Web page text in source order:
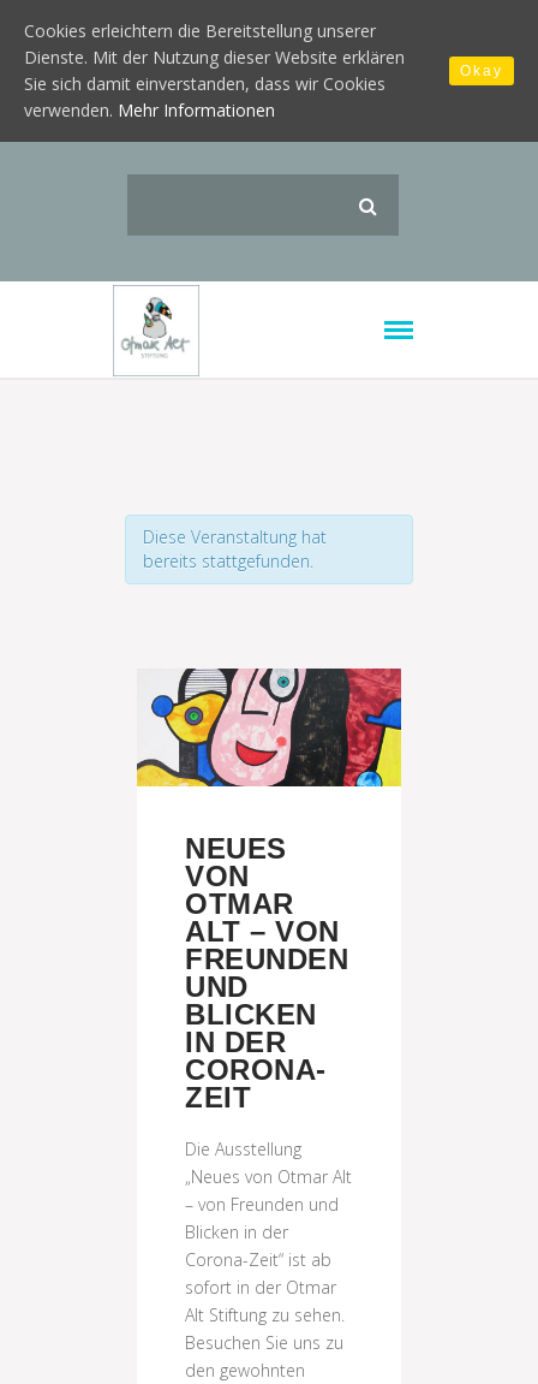
Diese Veranstaltung hat
bereits stattgefunden.
NEUES
VON
OTMAR
ALT – VON
FREUNDEN
UND
BLICKEN
IN DER
CORONA-
ZEIT
Die Ausstellung
„Neues von Otmar Alt
– von Freunden und
Blicken in der
Corona-Zeit“ ist ab
sofort in der Otmar
Alt Stiftung zu sehen.
Besuchen Sie uns zu
den gewohnten
Cookies erleichtern die Bereitstellung unserer
Dienste. Mit der Nutzung dieser Website erklären
Sie sich damit einverstanden, dass wir Cookies
verwenden. Mehr Informationen
Okay